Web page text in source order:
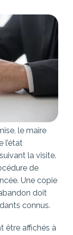
le maire
l’état
la visite.
de
Une copie
doit
connus.
être affichés à